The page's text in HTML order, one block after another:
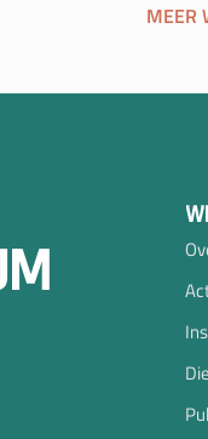
MEER